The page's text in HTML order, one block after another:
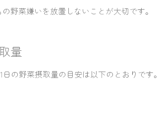
野菜嫌いを放置しないことが大切です。
量
の野菜摂取量の目安は以下のとおりです。